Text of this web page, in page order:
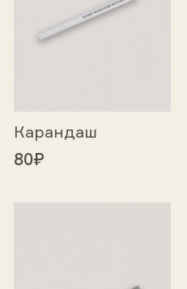
Карандаш
80₽